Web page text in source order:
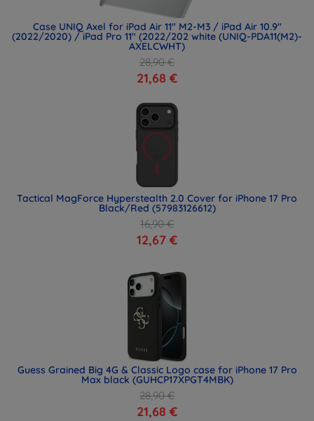
Case UNIQ Axel for iPad Air 11" M2-M3 / iPad Air 10.9"
(2022/2020) / iPad Pro 11" (2022/202 white (UNIQ-PDA11(M2)-
AXELCWHT)
28,90 €
21,68 €
Tactical MagForce Hyperstealth 2.0 Cover for iPhone 17 Pro
Black/Red (57983126612)
16,90 €
12,67 €
Guess Grained Big 4G & Classic Logo case for iPhone 17 Pro
Max black (GUHCP17XPGT4MBK)
28,90 €
21,68 €